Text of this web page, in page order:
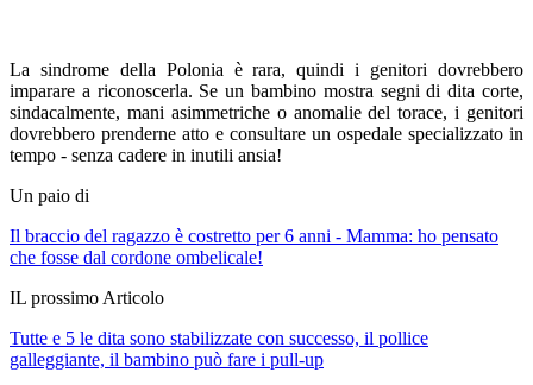
La sindrome della Polonia è rara, quindi i genitori dovrebbero
imparare a riconoscerla. Se un bambino mostra segni di dita corte,
sindacalmente, mani asimmetriche o anomalie del torace, i genitori
dovrebbero prenderne atto e consultare un ospedale specializzato in
tempo - senza cadere in inutili ansia!
Un paio di
Il braccio del ragazzo è costretto per 6 anni - Mamma: ho pensato
che fosse dal cordone ombelicale!
IL prossimo Articolo
Tutte e 5 le dita sono stabilizzate con successo, il pollice
galleggiante, il bambino può fare i pull-up